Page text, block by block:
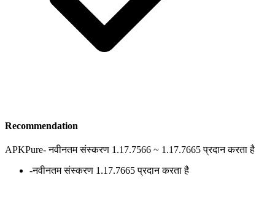
Recommendation
APKPure-नवीनतम संस्करण 1.17.7566 ~ 1.17.7665 प्रदान करता है
-नवीनतम संस्करण 1.17.7665 प्रदान करता है